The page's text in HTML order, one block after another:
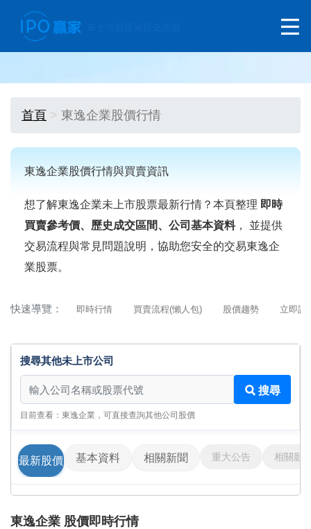
首頁 東逸企業股價行情
東逸企業股價行情與買賣資訊
想了解東逸企業未上市股票最新行情？本頁整理 即時
買賣參考價、歷史成交區間、公司基本資料， 並提供
交易流程與常見問題說明，協助您安全的交易東逸企
業股票。
快速導覽： 即時行情 買賣流程(懶人包) 股價趨勢 立即詢
搜尋其他未上市公司
搜尋其他未上市公司
搜尋
目前查看：東逸企業，可直接查詢其他公司股價
最新股價 基本資料 相關新聞 重大公告 相關影
東逸企業 股價即時行情